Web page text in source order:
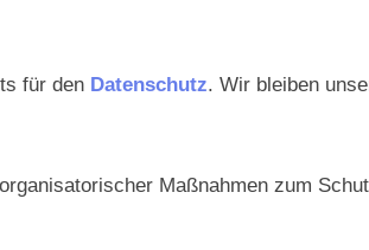
für den Datenschutz. Wir bleiben
Maßnahmen zum